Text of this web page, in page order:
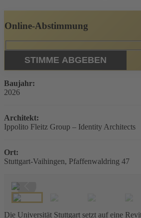
Online-Abstimmung
Baujahr:
2026
Architekt:
Ippolito Fleitz Group – Identity Architects
Ort:
Stuttgart-Vaihingen, Pfaffenwaldring 47
Die Universität Stuttgart setzt auf eine